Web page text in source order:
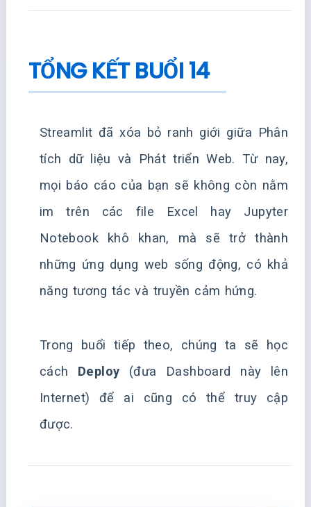
TỔNG KẾT BUỔI 14
Streamlit đã xóa bỏ ranh giới giữa Phân
tích dữ liệu và Phát triển Web. Từ nay,
mọi báo cáo của bạn sẽ không còn nằm
im trên các file Excel hay Jupyter
Notebook khô khan, mà sẽ trở thành
những ứng dụng web sống động, có khả
năng tương tác và truyền cảm hứng.
Trong buổi tiếp theo, chúng ta sẽ học
cách Deploy (đưa Dashboard này lên
Internet) để ai cũng có thể truy cập
được.